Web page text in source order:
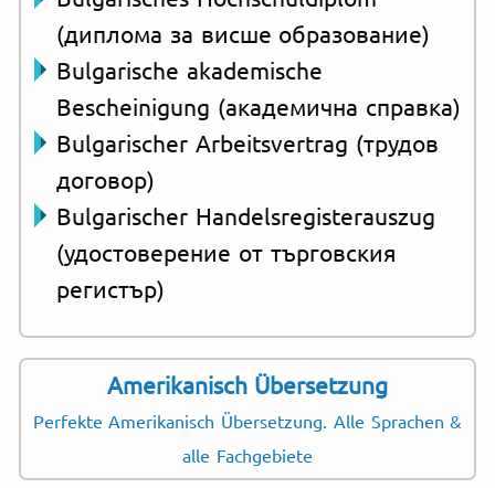
(диплома за висше образование)
Bulgarische akademische
Bescheinigung (академична справка)
Bulgarischer Arbeitsvertrag (трудов
договор)
Bulgarischer Handelsregisterauszug
(удостоверение от търговския
регистър)
Amerikanisch Übersetzung
Perfekte Amerikanisch Übersetzung. Alle Sprachen &
alle Fachgebiete